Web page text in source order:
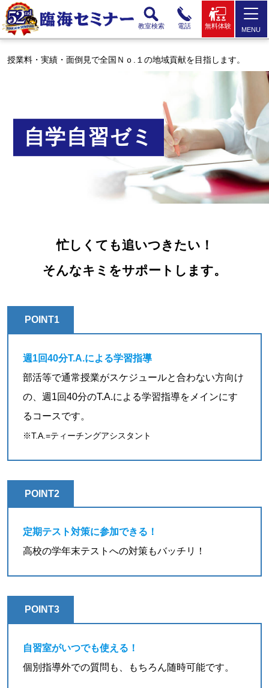
教室検索 電話 無料体験 MENU
授業料・実績・面倒見で全国Ｎｏ.１の地域貢献を目指します。
自学自習ゼミ
忙しくても追いつきたい！
そんなキミをサポートします。
POINT1
週1回40分T.A.による学習指導
部活等で通常授業がスケジュールと合わない方向け
の、週1回40分のT.A.による学習指導をメインにす
るコースです。
※T.A.=ティーチングアシスタント
POINT2
定期テスト対策に参加できる！
高校の学年末テストへの対策もバッチリ！
POINT3
自習室がいつでも使える！
個別指導外での質問も、もちろん随時可能です。